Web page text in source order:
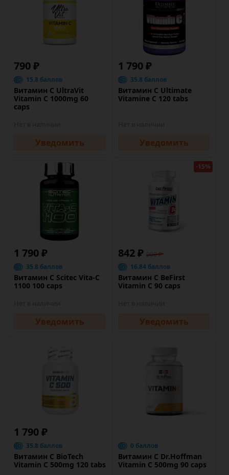
790 ₽
15.8 баллов
Витамин C UltraVit
Vitamin С 1000mg 60
caps
Уведомить
1 790 ₽
35.8 баллов
Витамин C Ultimate
Vitamine C 120 tabs
Уведомить
1 790 ₽
35.8 баллов
Витамин C Scitec Vita-С
1100 100 caps
Уведомить
-15%
842 ₽ 990 ₽
16.84 баллов
Витамин C BeFirst
Vitamin C 90 caps
Уведомить
1 790 ₽
35.8 баллов
Витамин C BioTech
Vitamin C 500mg 120 tabs
0 баллов
Витамин C Dr.Hoffman
Vitamin C 500mg 90 caps